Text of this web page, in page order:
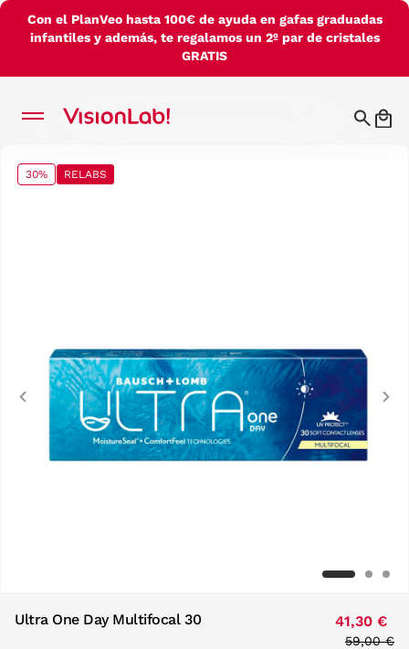
Con el PlanVeo hasta 100€ de ayuda en gafas graduadas
infantiles y además, te regalamos un 2º par de cristales
GRATIS
30% RELABS
Previous
Ultra One Day Multifocal 30 41,30 €
Price
59,00 €